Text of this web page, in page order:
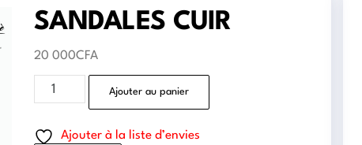
SANDALES CUIR
20 000CFA
Ajouter au panier
Ajouter à la liste d’envies